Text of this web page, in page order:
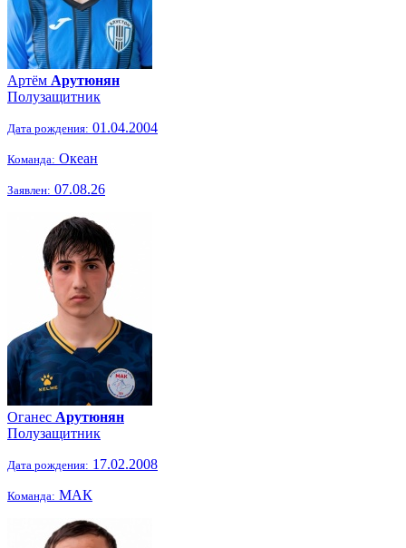
Артём Арутюнян
Полузащитник
Дата рождения: 01.04.2004
Команда: Океан
Заявлен: 07.08.26
Оганес Арутюнян
Полузащитник
Дата рождения: 17.02.2008
Команда: МАК